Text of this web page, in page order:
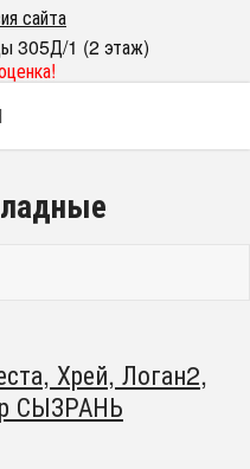
сайта
305Д/1 (2 этаж)
Хрей, Логан2,
СЫЗРАНЬ